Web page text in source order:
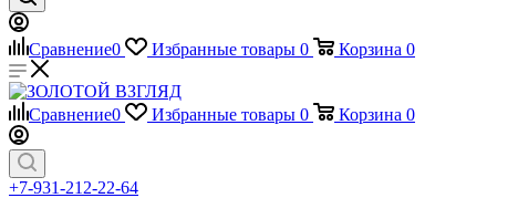
Сравнение0 Избранные товары 0 Корзина 0
Сравнение0 Избранные товары 0 Корзина 0
+7-931-212-22-64